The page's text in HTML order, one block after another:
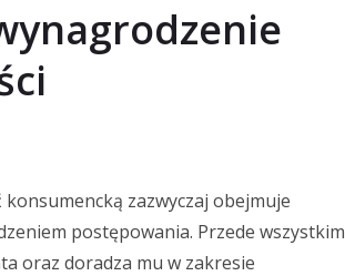
zazwyczaj obejmuje
postępowania. Przede wszystkim
oraz doradza mu w zakresie